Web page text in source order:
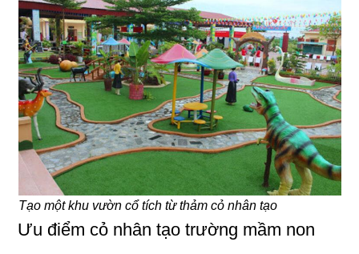
Tạo một khu vườn cổ tích từ thảm cỏ nhân tạo
Ưu điểm cỏ nhân tạo trường mầm non